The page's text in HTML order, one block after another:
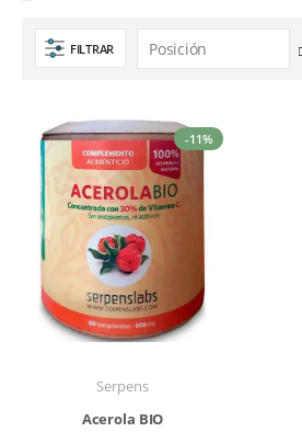
FILTRAR
-11%
Serpens
Acerola BIO